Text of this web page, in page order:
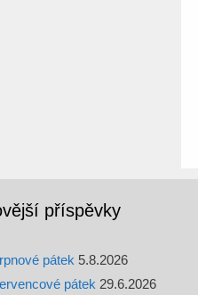
příspěvky
pátek 5.8.2026
pátek 29.6.2026